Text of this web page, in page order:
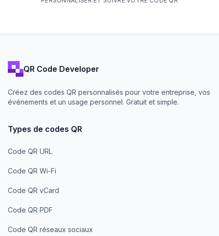
QR Code Developer
Créez des codes QR personnalisés pour votre entreprise, vos
événements et un usage personnel. Gratuit et simple.
Types de codes QR
Code QR URL
Code QR Wi-Fi
Code QR vCard
Code QR PDF
Code QR réseaux sociaux